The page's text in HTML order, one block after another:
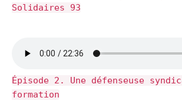
Solidaires 93
Épisode 2. Une défenseuse
formation